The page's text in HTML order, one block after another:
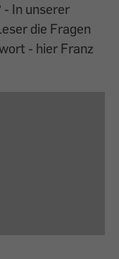
- In unserer
die Fragen
- hier Franz